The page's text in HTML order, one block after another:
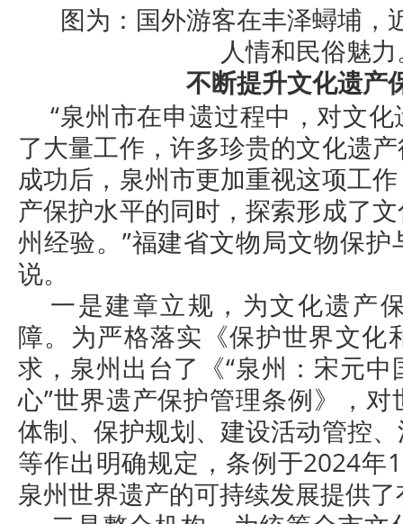
图为：国外游客在丰泽蟳埔，
人情和民俗魅
不断提升文化遗产
“泉州市在申遗过程中，对文
了大量工作，许多珍贵的文化遗
成功后，泉州市更加重视这项工
产保护水平的同时，探索形成了
州经验。”福建省文物局文物保
说。
一是建章立规，为文化遗产
障。为严格落实《保护世界文化
求，泉州出台了《“泉州：宋元
心”世界遗产保护管理条例》，
体制、保护规划、建设活动管控
等作出明确规定，条例于2024年
泉州世界遗产的可持续发展提供